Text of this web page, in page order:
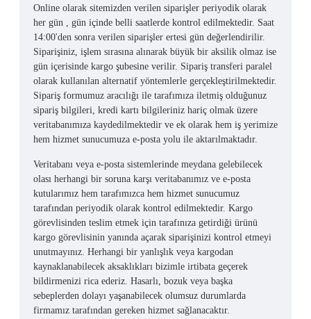
Online olarak sitemizden verilen siparişler periyodik olarak
her gün , gün içinde belli saatlerde kontrol edilmektedir. Saat
14:00'den sonra verilen siparişler ertesi gün değerlendirilir.
Siparişiniz, işlem sırasına alınarak büyük bir aksilik olmaz ise
gün içerisinde kargo şubesine verilir. Sipariş transferi paralel
olarak kullanılan alternatif yöntemlerle gerçekleştirilmektedir.
Sipariş formumuz aracılığı ile tarafımıza iletmiş olduğunuz
sipariş bilgileri, kredi kartı bilgileriniz hariç olmak üzere
veritabanımıza kaydedilmektedir ve ek olarak hem iş yerimize
hem hizmet sunucumuza e-posta yolu ile aktarılmaktadır.
Veritabanı veya e-posta sistemlerinde meydana gelebilecek
olası herhangi bir soruna karşı veritabanımız ve e-posta
kutularımız hem tarafımızca hem hizmet sunucumuz
tarafından periyodik olarak kontrol edilmektedir. Kargo
görevlisinden teslim etmek için tarafınıza getirdiği ürünü
kargo görevlisinin yanında açarak siparişinizi kontrol etmeyi
unutmayınız. Herhangi bir yanlışlık veya kargodan
kaynaklanabilecek aksaklıkları bizimle irtibata geçerek
bildirmenizi rica ederiz. Hasarlı, bozuk veya başka
sebeplerden dolayı yaşanabilecek olumsuz durumlarda
firmamız tarafından gereken hizmet sağlanacaktır.